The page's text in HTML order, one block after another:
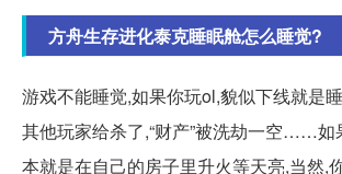
方舟生存进化泰克睡眠舱怎么睡觉?
游戏不能睡觉,如果你玩ol,貌似下线就是
其他玩家给杀了,“财产”被洗劫一空……如
本就是在自己的房子里升火等天亮,当然,你